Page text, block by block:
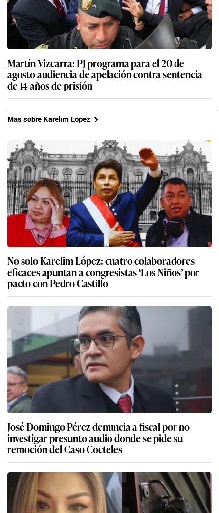
Martín Vizcarra: PJ programa para el 20 de
agosto audiencia de apelación contra sentencia
de 14 años de prisión
Más sobre Karelim López
No solo Karelim López: cuatro colaboradores
eficaces apuntan a congresistas ‘Los Niños’ por
pacto con Pedro Castillo
José Domingo Pérez denuncia a fiscal por no
investigar presunto audio donde se pide su
remoción del Caso Cocteles